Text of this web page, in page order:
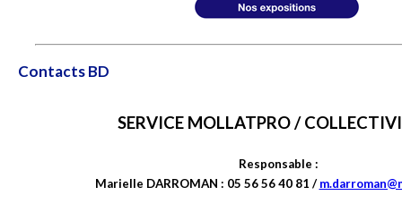
Contacts BD
SERVICE MOLLATPRO /
Responsable :
Marielle DARROMAN : 05 56 56 40 81 /